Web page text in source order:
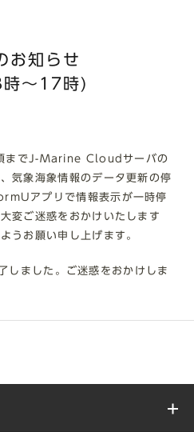
お知らせ
～17時)
でJ-Marine Cloudサーバの
気象海象情報のデータ更新の停
アプリで情報表示が一時停
変ご迷惑をおかけいたします
うお願い申し上げます。
ました。ご迷惑をおかけしま